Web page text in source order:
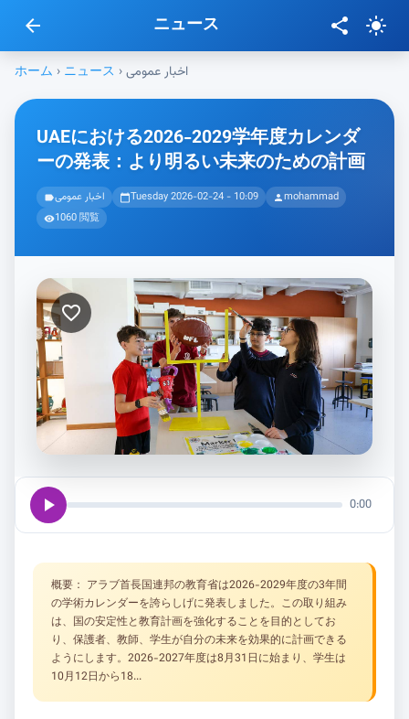
arrow_back ニュース share light_mode
ホーム › ニュース ›اخبار عمومی
UAEにおける2026-2029学年度カレンダ
ーの発表：より明るい未来のための計画
labelاخبار عمومی calendar_todayTuesday 2026-02-24 - 10:09 personmohammad
visibility1060 閲覧
favorite_border
play_arrow 0:00
概要： アラブ首長国連邦の教育省は2026-2029年度の3年間
の学術カレンダーを誇らしげに発表しました。この取り組み
は、国の安定性と教育計画を強化することを目的としてお
り、保護者、教師、学生が自分の未来を効果的に計画できる
ようにします。2026-2027年度は8月31日に始まり、学生は
10月12日から18...